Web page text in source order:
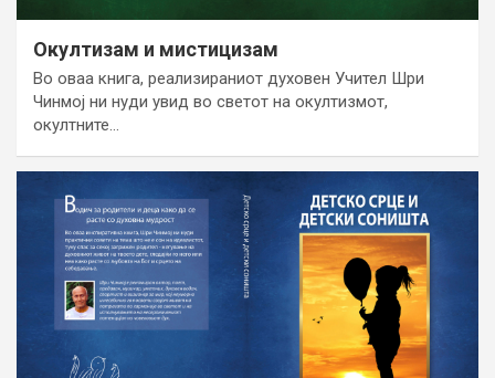
Окултизам и мистицизам
Во оваа книга, реализираниот духовен Учител Шри
Чинмој ни нуди увид во светот на окултизмот,
окултните…